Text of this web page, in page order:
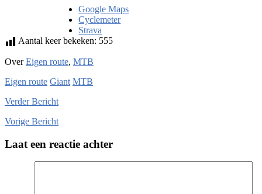
Google Maps
Cyclemeter
Strava
Aantal keer bekeken: 555
OverEigen route, MTB
Eigen route Giant MTB
VerderBericht
Vorige Bericht
Laat een reactie achter